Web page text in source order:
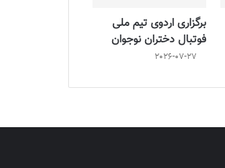
برگزاری اردوی تیم ملی
فوتبال دختران نوجوان
2026-07-27